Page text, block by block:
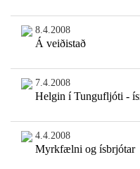
8.4.2008
Á veiðistað
7.4.2008
Helgin í Tungufljóti -
4.4.2008
Myrkfælni og ísbrjótar